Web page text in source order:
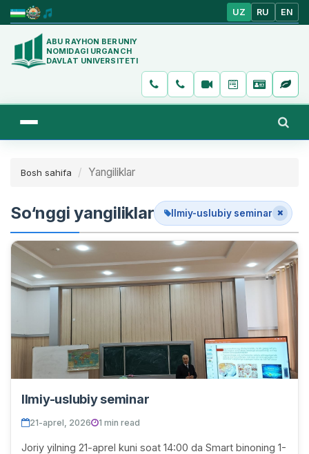
UZ RU EN
ABU RAYHON BERUNIY
NOMIDAGI URGANCH
DAVLAT UNIVERSITETI
Bosh sahifa Yangiliklar
So‘nggi yangiliklar Ilmiy-uslubiy seminar
Ilmiy-uslubiy seminar
21-aprel, 2026 1 min read
Joriy yilning 21-aprel kuni soat 14:00 da Smart binoning 1-